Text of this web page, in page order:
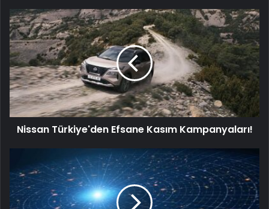
Nissan Türkiye'den Efsane Kasım Kampanyaları!